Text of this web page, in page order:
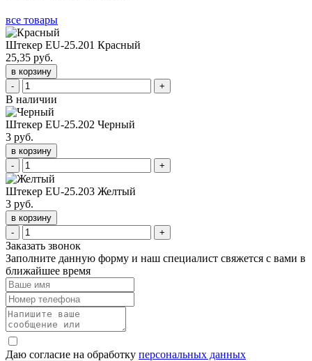
все товары
Штекер EU-25.201 Красный
25,35 руб.
в корзину
-
+
В наличии
Штекер EU-25.202 Черный
3 руб.
в корзину
-
+
Штекер EU-25.203 Желтый
3 руб.
в корзину
-
+
Заказать звонок
Заполните данную форму и наш специалист свяжется с вами в
ближайшее время
Даю согласие на обработку персональных данных